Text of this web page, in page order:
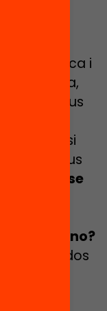
que es
única i
educativa,
en els seus
no pot
si
objectius
sense
si un
o no?
dos
és a dir,